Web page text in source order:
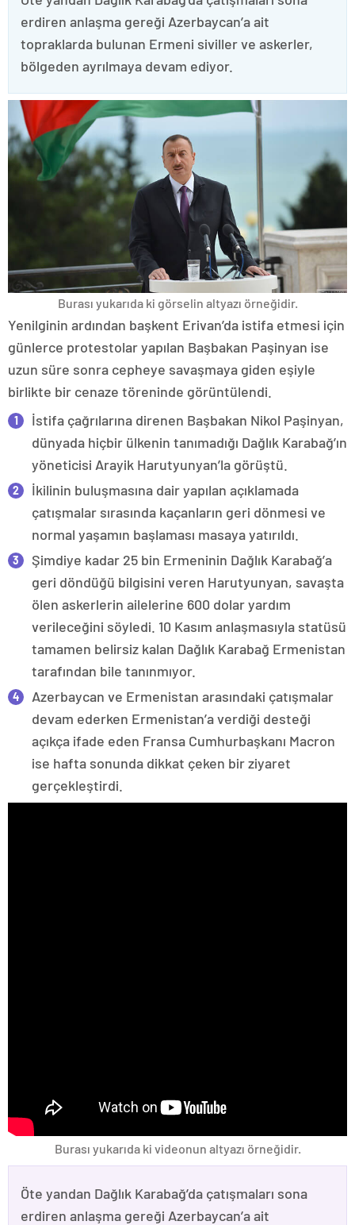
erdiren anlaşma gereği Azerbaycan’a ait
topraklarda bulunan Ermeni siviller ve askerler,
bölgeden ayrılmaya devam ediyor.
Burası yukarıda ki görselin altyazı örneğidir.
Yenilginin ardından başkent Erivan’da istifa etmesi için
günlerce protestolar yapılan Başbakan Paşinyan ise
uzun süre sonra cepheye savaşmaya giden eşiyle
birlikte bir cenaze töreninde görüntülendi.
İstifa çağrılarına direnen Başbakan Nikol Paşinyan,
dünyada hiçbir ülkenin tanımadığı Dağlık Karabağ’ın
yöneticisi Arayik Harutyunyan’la görüştü.
İkilinin buluşmasına dair yapılan açıklamada
çatışmalar sırasında kaçanların geri dönmesi ve
normal yaşamın başlaması masaya yatırıldı.
Şimdiye kadar 25 bin Ermeninin Dağlık Karabağ’a
geri döndüğü bilgisini veren Harutyunyan, savaşta
ölen askerlerin ailelerine 600 dolar yardım
verileceğini söyledi. 10 Kasım anlaşmasıyla statüsü
tamamen belirsiz kalan Dağlık Karabağ Ermenistan
tarafından bile tanınmıyor.
Azerbaycan ve Ermenistan arasındaki çatışmalar
devam ederken Ermenistan’a verdiği desteği
açıkça ifade eden Fransa Cumhurbaşkanı Macron
ise hafta sonunda dikkat çeken bir ziyaret
gerçekleştirdi.
Burası yukarıda ki videonun altyazı örneğidir.
Öte yandan Dağlık Karabağ’da çatışmaları sona
erdiren anlaşma gereği Azerbaycan’a ait